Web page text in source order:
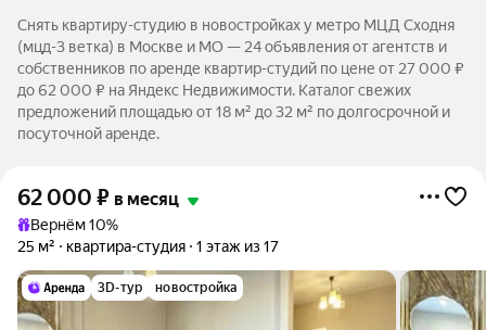
Снять квартиру-студию в новостройках у метро МЦД Сходня
(мцд-3 ветка) в Москве и МО — 24 объявления от агентств и
собственников по аренде квартир-студий по цене от 27 000 ₽
до 62 000 ₽ на Яндекс Недвижимости. Каталог свежих
предложений площадью от 18 м² до 32 м² по долгосрочной и
посуточной аренде.
62 000 ₽ в месяц
Вернём 10%
25 м²
квартира-студия 1 этаж из 17
3D-тур новостройка